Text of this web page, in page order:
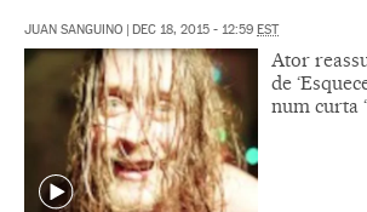
JUAN SANGUINO | DEC 18, 2015 - 12:59 EST
Ator
de
num curta